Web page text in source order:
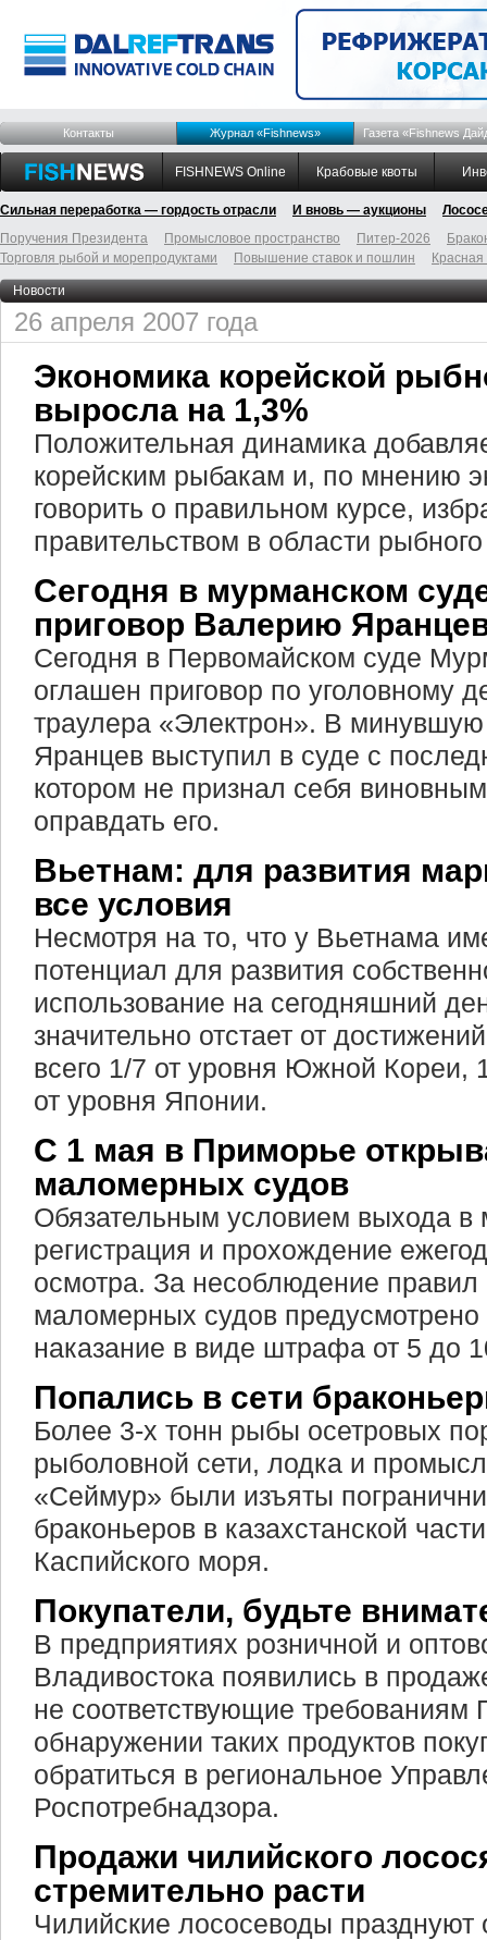
Контакты Журнал «Fishnews» Газета «Fishnews
FISHNEWS Online Крабовые квоты
Сильная переработка — гордость отрасли И вновь — аукционы
Поручения Президента
Промысловое пространство Питер-2026
Торговля рыбой и морепродуктами
Повышение ставок и пошлин
Новости
26 апреля 2007 года
Экономика корейской
выросла на 1,3%
Положительная динамика
корейским рыбакам и, по мнению
говорить о правильном курсе,
правительством в области
Сегодня в мурманском
приговор Валерию
Сегодня в Первомайском суде
оглашен приговор по уголовному
траулера «Электрон». В
Яранцев выступил в суде с
котором не признал себя
оправдать его.
Вьетнам: для развития
все условия
Несмотря на то, что у Вьетнама
потенциал для развития
использование на сегодняшний
значительно отстает от
всего 1/7 от уровня Южной Кореи,
от уровня Японии.
С 1 мая в Приморье
маломерных судов
Обязательным условием выхода в
регистрация и прохождение
осмотра. За несоблюдение правил
маломерных судов предусмотрено
наказание в виде штрафа от 5 до
Попались в сети
Более 3-х тонн рыбы осетровых
рыболовной сети, лодка и
«Сеймур» были изъяты
браконьеров в казахстанской
Каспийского моря.
Покупатели, будьте
В предприятиях розничной и
Владивостока появились в
не соответствующие требованиям
обнаружении таких продуктов
обратиться в региональное
Роспотребнадзора.
Продажи чилийского
стремительно расти
Чилийские лососеводы празднуют